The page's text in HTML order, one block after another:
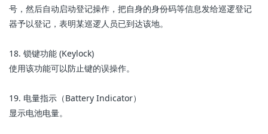
号，然后自动启动登记操作，把自身的身份码等信息发给巡逻登记
器予以登记，表明某巡逻人员已到达该地。
18. 锁键功能 (Keylock)
使用该功能可以防止键的误操作。
19. 电量指示（Battery Indicator）
显示电池电量。